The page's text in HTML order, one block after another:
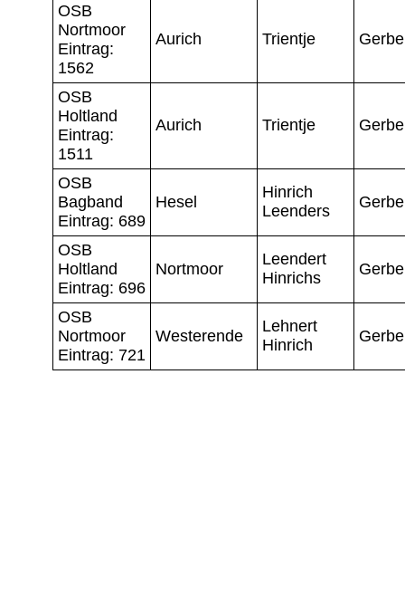
OSB
Nortmoor
Eintrag:
1562
Aurich Trientje
OSB
Holtland
Eintrag:
1511
Aurich Trientje
OSB
Bagband
Eintrag: 689
Hesel
Hinrich
Leenders
OSB
Holtland
Eintrag: 696
Nortmoor
Leendert
Hinrichs
OSB
Nortmoor
Eintrag: 721
Westerende
Lehnert
Hinrich